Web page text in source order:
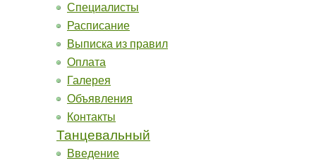
Специалисты
Расписание
Выписка из правил
Оплата
Галерея
Объявления
Контакты
Танцевальный
Введение